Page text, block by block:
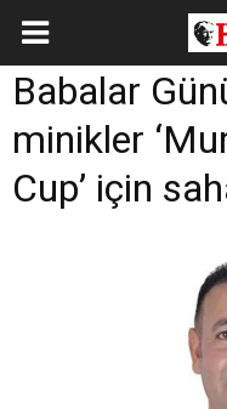
Babalar
minikler
Cup’ için